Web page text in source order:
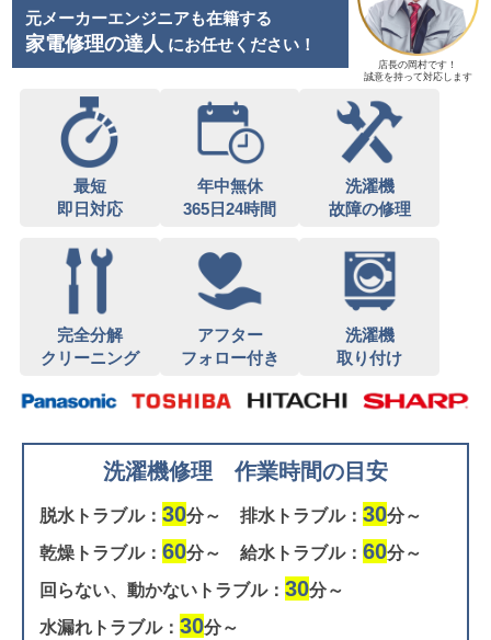
元メーカーエンジニアも在籍する
家電修理の達人 にお任せください！
店長の岡村です！
誠意を持って対応します
最短
即日対応
年中無休
365日24時間
洗濯機
故障の修理
完全分解
クリーニング
アフター
フォロー付き
洗濯機
取り付け
洗濯機修理 作業時間の目安
脱水トラブル： 30分～ 排水トラブル： 30分～
乾燥トラブル： 60分～ 給水トラブル： 60分～
回らない、動かないトラブル： 30分～
水漏れトラブル： 30分～